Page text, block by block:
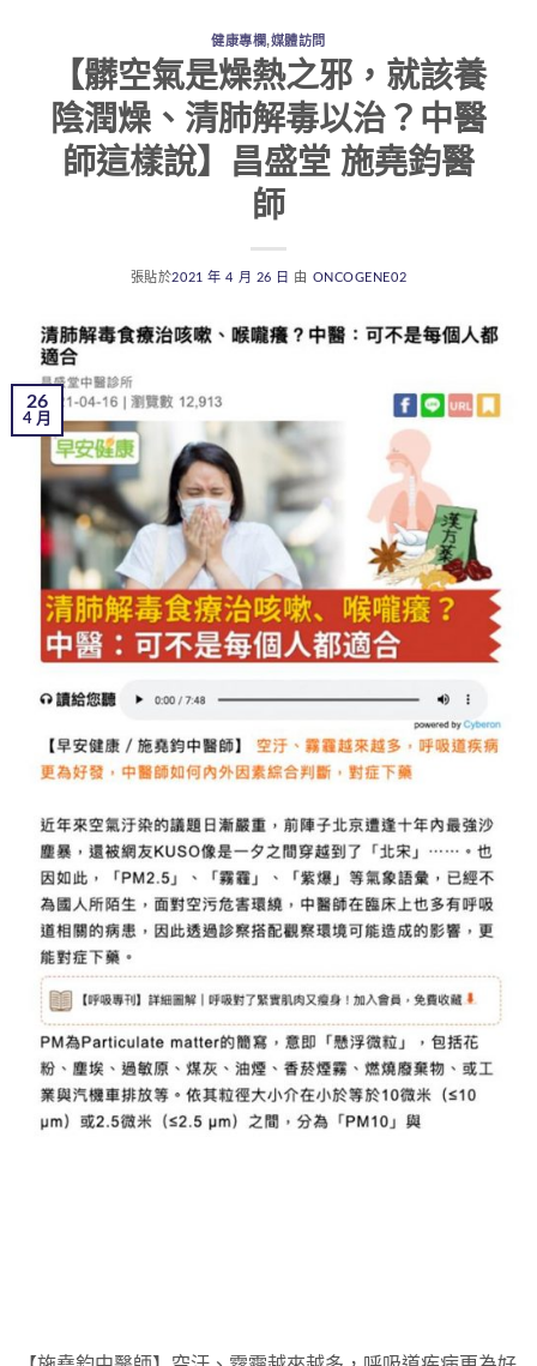
健康專欄,媒體訪問
【髒空氣是燥熱之邪，就該養
陰潤燥、清肺解毒以治？中醫
師這樣說】昌盛堂 施堯鈞醫
師
張貼於2021 年 4 月 26 日 由 ONCOGENE02
26
4 月